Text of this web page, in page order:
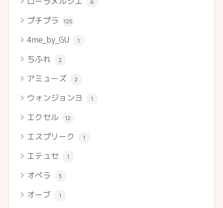
6
プチプラ 125
4me_by_GU 1
ちふれ 2
アミューズ 2
ウォンジョンヨ 1
エクセル 12
エスプリーク 1
エテュセ 1
オペラ 3
オーブ 1